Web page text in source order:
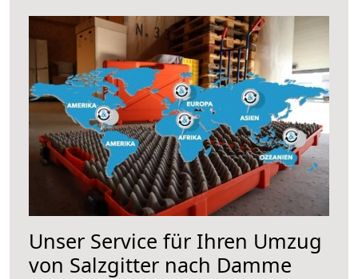
Unser Service für Ihren Umzug
von Salzgitter nach Damme